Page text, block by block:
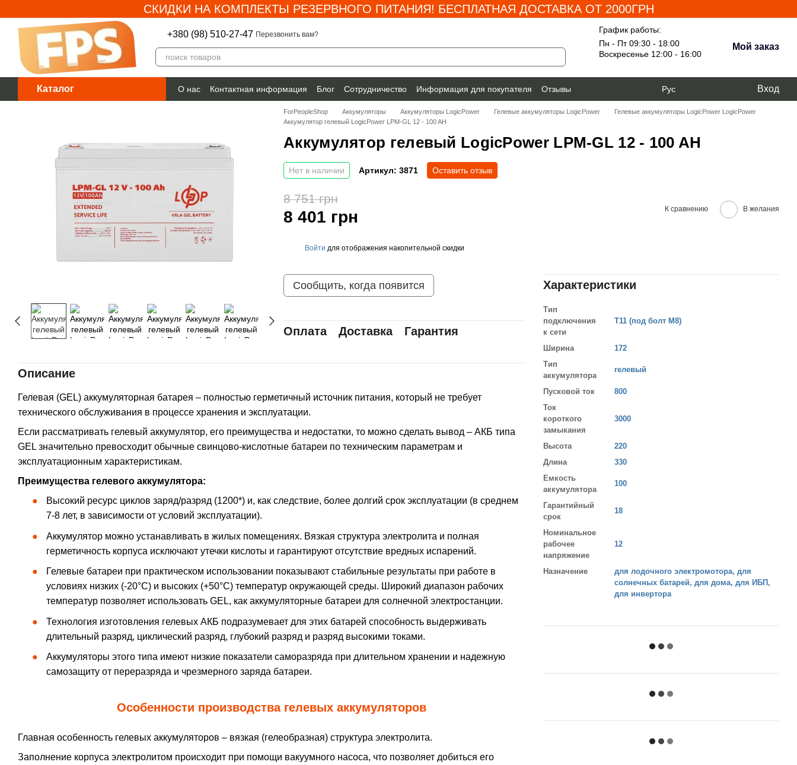
СКИДКИ НА КОМПЛЕКТЫ РЕЗЕРВНОГО ПИТАНИЯ! БЕСПЛАТНАЯ ДОСТАВКА ОТ 2000ГРН
+380 (98) 510-27-47 Перезвонить вам?
График работы:
Пн - Пт 09:30 - 18:00
Воскресенье 12:00 - 16:00
Мой заказ
Каталог О нас Контактная информация Блог Сотрудничество Информация для покупателя
Отзывы
Гарантия
Рус Вход
ForPeopleShop Аккумуляторы Аккумуляторы LogicPower Гелевые аккумуляторы LogicPower
Гелевые аккумуляторы LogicPower LogicPower
Аккумулятор гелевый LogicPower LPM-GL 12 - 100 AH
Аккумулятор гелевый LogicPower LPM-GL 12 - 100 AH
Нет в наличии Артикул: 3871 Оставить отзыв
8 401 грн
8 751 грн
К сравнению В желания
Войти для отображения накопительной скидки
Сообщить, когда появится
Оплата Доставка Гарантия
Характеристики
Тип
подключения
к сети
T11 (под болт М8)
Ширина
172
Тип
аккумулятора
гелевый
Пусковой ток
800
Ток
короткого
замыкания
3000
Высота
220
Длина
330
Емкость
аккумулятора
100
Гарантийный
срок
18
Номинальное
рабочее
напряжение
12
Назначение
для лодочного электромотора, для
солнечных батарей, для дома, для ИБП,
для инвертора
Описание
Гелевая (GEL) аккумуляторная батарея – полностью герметичный источник питания, который не требует
технического обслуживания в процессе хранения и эксплуатации.
Если рассматривать гелевый аккумулятор, его преимущества и недостатки, то можно сделать вывод – АКБ типа
GEL значительно превосходит обычные свинцово-кислотные батареи по техническим параметрам и
эксплуатационным характеристикам.
Преимущества гелевого аккумулятора:
Высокий ресурс циклов заряд/разряд (1200*) и, как следствие, более долгий срок эксплуатации (в среднем
7-8 лет, в зависимости от условий эксплуатации).
Аккумулятор можно устанавливать в жилых помещениях. Вязкая структура электролита и полная
герметичность корпуса исключают утечки кислоты и гарантируют отсутствие вредных испарений.
Гелевые батареи при практическом использовании показывают стабильные результаты при работе в
условиях низких (-20°С) и высоких (+50°С) температур окружающей среды. Широкий диапазон рабочих
температур позволяет использовать GEL, как аккумуляторные батареи для солнечной электростанции.
Технология изготовления гелевых АКБ подразумевает для этих батарей способность выдерживать
длительный разряд, циклический разряд, глубокий разряд и разряд высокими токами.
Аккумуляторы этого типа имеют низкие показатели саморазряда при длительном хранении и надежную
самозащиту от переразряда и чрезмерного заряда батареи.
Особенности производства гелевых аккумуляторов
Главная особенность гелевых аккумуляторов – вязкая (гелеобразная) структура электролита.
Заполнение корпуса электролитом происходит при помощи вакуумного насоса, что позволяет добиться его